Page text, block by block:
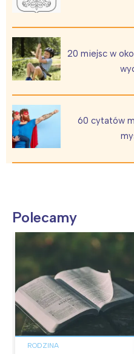
20 miejsc w
60 cytatów
Polecamy
RODZINA